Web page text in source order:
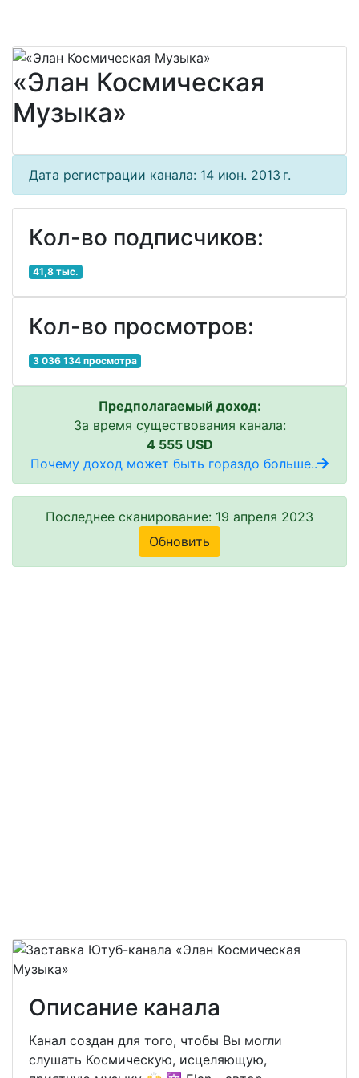
«Элан Космическая
Музыка»
Дата регистрации канала: 14 июн. 2013 г.
Кол-во подписчиков:
41,8 тыс.
Кол-во просмотров:
3 036 134 просмотра
Предполагаемый доход:
За время существования канала:
4 555 USD
Почему доход может быть гораздо больше..
Последнее сканирование: 19 апреля 2023
Обновить
Описание канала
Канал создан для того, чтобы Вы могли
слушать Космическую, исцеляющую,